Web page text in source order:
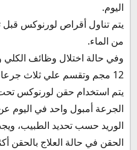
اليوم.
يتم تناول أقراص لورنوكس قبل
من الماء.
وفي حالة اختلال وظائف الكلي
12 مجم وتقسم علي ثلاث جرعات تحت إشراف الطبيب.
يتم استخدام حقن لورنوكس
الجرعة أمبول واحد في اليوم
الوريد حسب تحديد الطبيب،
الحقن في حالة العلاج بالحقن